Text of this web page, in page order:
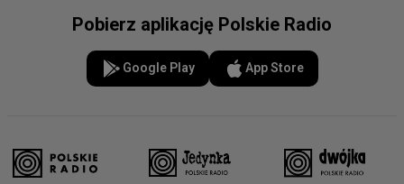
Pobierz aplikację Polskie Radio
Google Play App Store